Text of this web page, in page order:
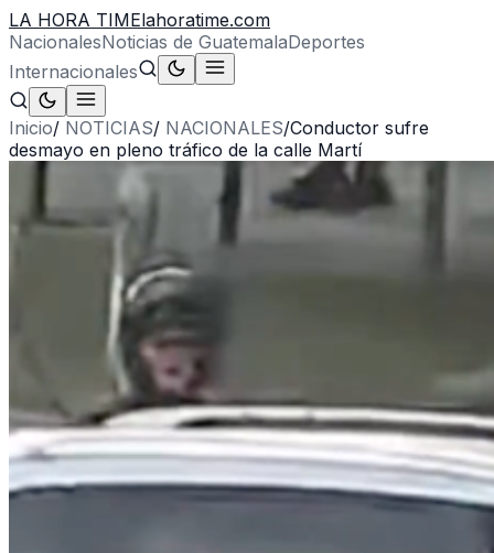
LA HORA TIMElahoratime.com
NacionalesNoticias de GuatemalaDeportes
Internacionales
Inicio/ NOTICIAS/ NACIONALES/Conductor sufre
desmayo en pleno tráfico de la calle Martí